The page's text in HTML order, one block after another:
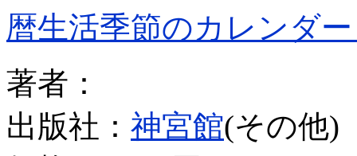
暦生活季節のカレンダ
著者：
出版社： 神宮館(その他)